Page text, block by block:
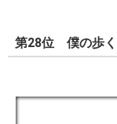
第28位 僕の歩